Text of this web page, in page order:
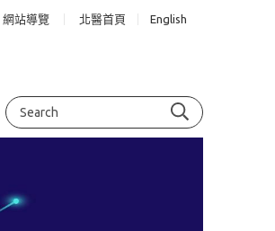
網站導覽 北醫首頁 English